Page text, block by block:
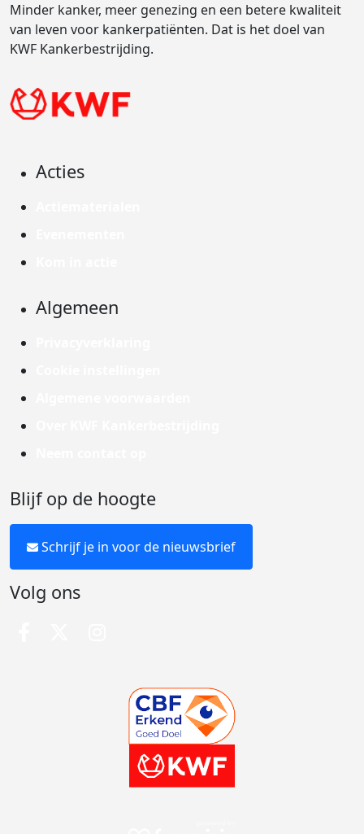
Minder kanker, meer genezing en een betere kwaliteit
van leven voor kankerpatiënten. Dat is het doel van
KWF Kankerbestrijding.
Acties
Algemeen
Blijf op de hoogte
Schrijf je in voor de nieuwsbrief
Volg ons